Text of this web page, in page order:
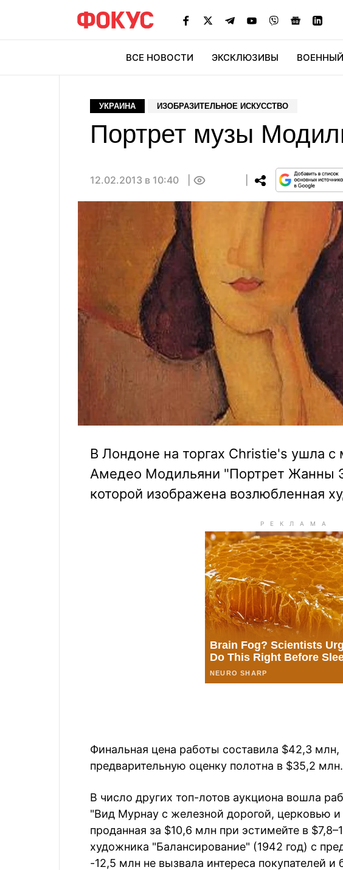
ВСЕ НОВОСТИ ЭКСКЛЮЗИВЫ
УКРАИНА ИЗОБРАЗИТЕЛЬНОЕ ИСКУССТВО
Портрет музы
12.02.2013 в 10:40
В Лондоне на торгах Christie's ушла с
Амедео Модильяни "Портрет Жанны
которой изображена возлюбленная
Финальная цена работы составила $42,3 млн,
предварительную оценку полотна в $35,2 млн.
В число других топ-лотов аукциона вошла
"Вид Мурнау с железной дорогой, церковью
проданная за $10,6 млн при эстимейте в
художника "Балансирование" (1942 год) с
-12,5 млн не вызвала интереса покупателей и